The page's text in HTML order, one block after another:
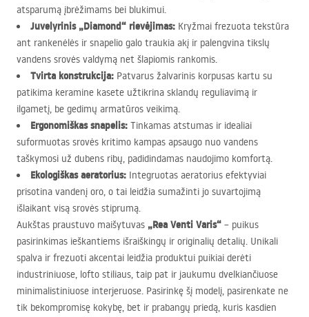
atsparumą įbrėžimams bei blukimui.
Juvelyrinis „Diamond“ rievėjimas: Kryžmai frezuota tekstūra
ant rankenėlės ir snapelio galo traukia akį ir palengvina tikslų
vandens srovės valdymą net šlapiomis rankomis.
Tvirta konstrukcija: Patvarus žalvarinis korpusas kartu su
patikima keramine kasete užtikrina sklandų reguliavimą ir
ilgametį, be gedimų armatūros veikimą.
Ergonomiškas snapelis: Tinkamas atstumas ir idealiai
suformuotas srovės kritimo kampas apsaugo nuo vandens
taškymosi už dubens ribų, padidindamas naudojimo komfortą.
Ekologiškas aeratorius: Integruotas aeratorius efektyviai
prisotina vandenį oro, o tai leidžia sumažinti jo suvartojimą
išlaikant visą srovės stiprumą.
Aukštas praustuvo maišytuvas „Rea Venti Varis“ – puikus
pasirinkimas ieškantiems išraiškingų ir originalių detalių. Unikali
spalva ir frezuoti akcentai leidžia produktui puikiai derėti
industriniuose, lofto stiliaus, taip pat ir jaukumu dvelkiančiuose
minimalistiniuose interjeruose. Pasirinkę šį modelį, pasirenkate ne
tik bekompromisę kokybę, bet ir prabangų priedą, kuris kasdien